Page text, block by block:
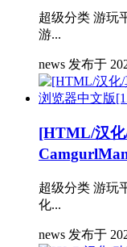
超级分类 游玩
游...
news 发布于
[HTML/汉化
超级分类 游玩
化...
news 发布于